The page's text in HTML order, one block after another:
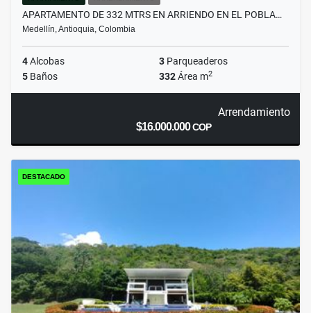
APARTAMENTO DE 332 MTRS EN ARRIENDO EN EL POBLA…
Medellín, Antioquia, Colombia
4Alcobas 3 Parqueaderos
5 Baños 332Área m2
Arrendamiento
$16.000.000COP
DESTACADO